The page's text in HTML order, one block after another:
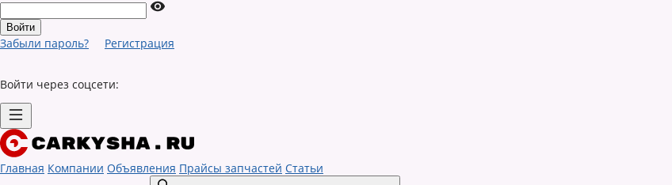
Забыли пароль? Регистрация
Войти через соцсети:
Главная Компании Объявления Прайсы запчастей Статьи